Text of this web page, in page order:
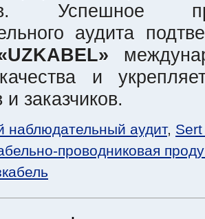
Успешное
аудита
и
заказчиков.
наблюдательный аудит,
проводниковая